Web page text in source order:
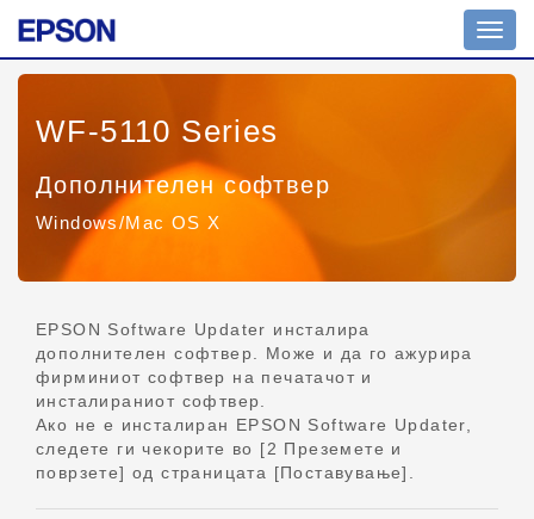
Вкл./
искл.
WF-5110 Series
Дополнителен софтвер
Windows/Mac OS X
EPSON Software Updater инсталира
дополнителен софтвер. Може и да го ажурира
фирминиот софтвер на печатачот и
инсталираниот софтвер.
Ако не е инсталиран EPSON Software Updater,
следете ги чекорите во [2 Преземете и
поврзете] од страницата [Поставување].